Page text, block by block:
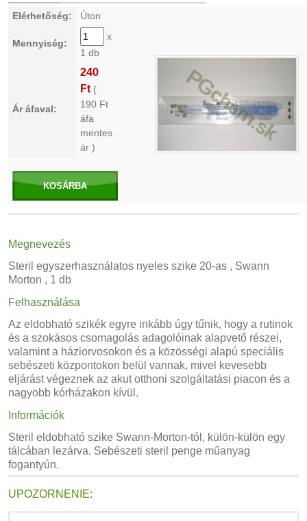
Elérhetőség: Úton
Mennyiség:
x
1 db
Ár áfaval:
240
Ft (
190 Ft
áfa
mentes
ár )
KOSÁRBA
Megnevezés
Steril egyszerhasználatos nyeles szike 20-as , Swann
Morton , 1 db
Felhasználása
Az eldobható szikék egyre inkább úgy tűnik, hogy a rutinok
és a szokásos csomagolás adagolóinak alapvető részei,
valamint a háziorvosokon és a közösségi alapú speciális
sebészeti központokon belül vannak, mivel kevesebb
eljárást végeznek az akut otthoni szolgáltatási piacon és a
nagyobb kórházakon kívül.
Információk
Steril eldobható szike Swann-Morton-tól, külön-külön egy
tálcában lezárva. Sebészeti steril penge műanyag
fogantyún.
UPOZORNENIE: